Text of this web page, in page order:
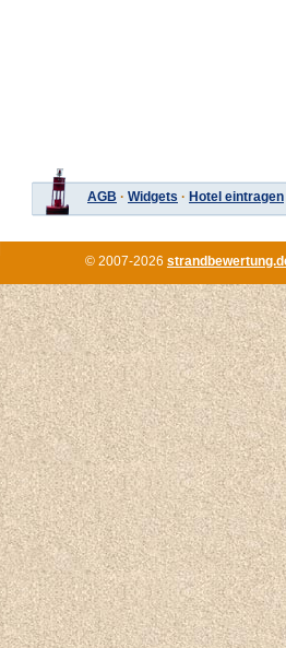
AGB · Widgets · Hotel eintragen
© 2007-2026